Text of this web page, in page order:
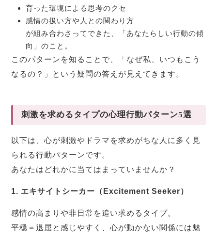
育った環境による思考のクセ
感情の扱い方や人との関わり方
が組み合わさってできた、「あなたらしい行動の傾
向」のこと。
このパターンを知ることで、「なぜ私、いつもこう
なるの？」という疑問の答えが見えてきます。
刺激を求めるタイプの心理行動パターン5選
以下は、心が刺激やドラマを求めがちな人に多く見
られる行動パターンです。
あなたはどれかに当てはまっていませんか？
1. エキサイトシーカー（Excitement Seeker）
感情の高まりや非日常を追い求めるタイプ。
平穏＝退屈と感じやすく、心が動かない関係には魅